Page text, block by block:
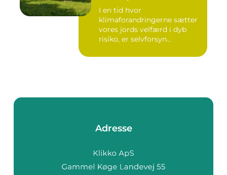
I en tid hvor
klimaforandringerne sætter
vores jords velfærd i dyb
risiko, er selvforsyn...
Adresse